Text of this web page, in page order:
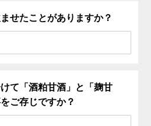
せたことがありますか？
て「酒粕甘酒」と「麹甘
ご存じですか？